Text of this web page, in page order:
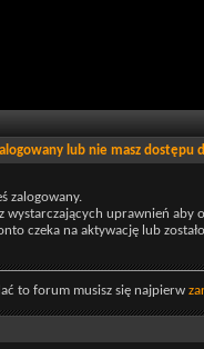
lub nie masz
zalogowany.
wystarczających uprawnień aby
czeka na aktywację lub
to forum musisz się najpierw